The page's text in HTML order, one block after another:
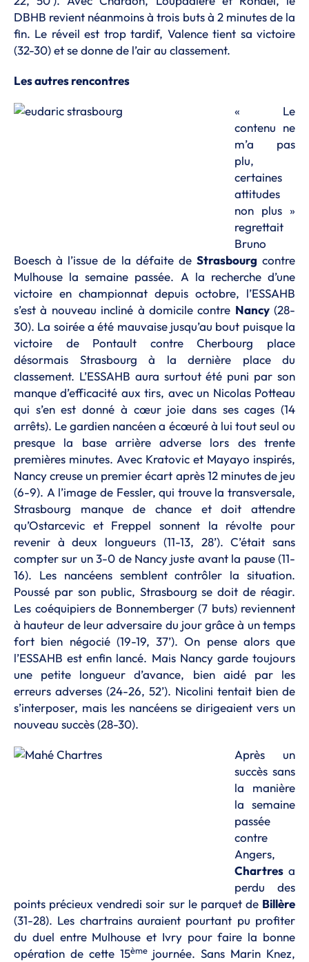
DBHB revient néanmoins à trois buts à 2 minutes de la
fin. Le réveil est trop tardif, Valence tient sa victoire
(32-30) et se donne de l’air au classement.
Les autres rencontres
« Le
contenu ne
m’a pas
plu,
certaines
attitudes
non plus »
regrettait
Bruno
Boesch à l’issue de la défaite de Strasbourg contre
Mulhouse la semaine passée. A la recherche d’une
victoire en championnat depuis octobre, l’ESSAHB
s’est à nouveau incliné à domicile contre Nancy(28-
30). La soirée a été mauvaise jusqu’au bout puisque la
victoire de Pontault contre Cherbourg place
désormais Strasbourg à la dernière place du
classement. L’ESSAHB aura surtout été puni par son
manque d’efficacité aux tirs, avec un Nicolas Potteau
qui s’en est donné à cœur joie dans ses cages (14
arrêts). Le gardien nancéen a écœuré à lui tout seul ou
presque la base arrière adverse lors des trente
premières minutes. Avec Kratovic et Mayayo inspirés,
Nancy creuse un premier écart après 12 minutes de jeu
(6-9). A l’image de Fessler, qui trouve la transversale,
Strasbourg manque de chance et doit attendre
qu’Ostarcevic et Freppel sonnent la révolte pour
revenir à deux longueurs (11-13, 28’). C’était sans
compter sur un 3-0 de Nancy juste avant la pause (11-
16). Les nancéens semblent contrôler la situation.
Poussé par son public, Strasbourg se doit de réagir.
Les coéquipiers de Bonnemberger (7 buts) reviennent
à hauteur de leur adversaire du jour grâce à un temps
fort bien négocié (19-19, 37’). On pense alors que
l’ESSAHB est enfin lancé. Mais Nancy garde toujours
une petite longueur d’avance, bien aidé par les
erreurs adverses (24-26, 52’). Nicolini tentait bien de
s’interposer, mais les nancéens se dirigeaient vers un
nouveau succès (28-30).
Après un
succès sans
la manière
la semaine
passée
contre
Angers,
Chartres a
perdu des
points précieux vendredi soir sur le parquet de Billère
(31-28). Les chartrains auraient pourtant pu profiter
du duel entre Mulhouse et Ivry pour faire la bonne
opération de cette 15èmejournée. Sans Marin Knez,